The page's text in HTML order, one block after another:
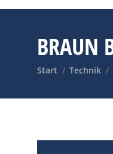
BRAUN
Sie befinden
Start Technik